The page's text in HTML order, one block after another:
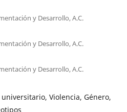
y Desarrollo, A.C.
y Desarrollo, A.C.
y Desarrollo, A.C.
Violencia, Género,